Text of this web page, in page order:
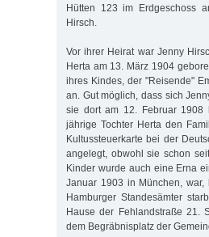
Hütten 123 im Erdgeschoss
Hirsch.
Vor ihrer Heirat war Jenny
Herta am 13. März 1904
ihres Kindes, der "Reisende"
an. Gut möglich, dass sich
sie dort am 12. Februar 1908
jährige Tochter Herta den
Kultussteuerkarte bei der
angelegt, obwohl sie schon
Kinder wurde auch eine Erna
Januar 1903 in München,
Hamburger Standesämter
Hause der Fehlandstraße 21.
dem Begräbnisplatz der